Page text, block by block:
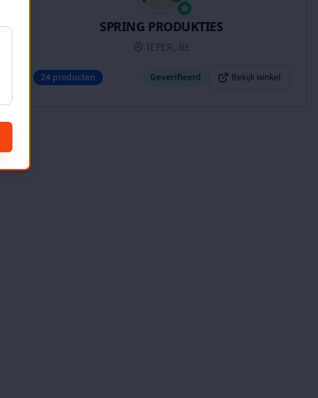
SPRING PRODUKTIES
IEPER, BE
24 producten Geverifieerd Bekijk winkel